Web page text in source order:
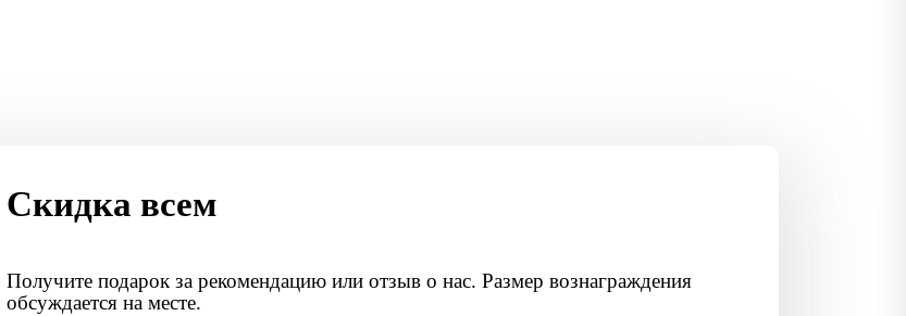
Скидка всем
Получите подарок за рекомендацию или отзыв о нас. Размер вознаграждения
обсуждается на месте.